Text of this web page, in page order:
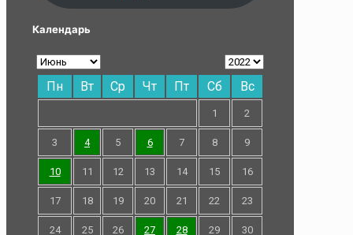
Календарь
Пн Вт Ср Чт Пт Сб Вс
1 2
3 4 5 6 7 8 9
10 11 12 13 14 15 16
17 18 19 20 21 22 23
24 25 26 27 28 29 30